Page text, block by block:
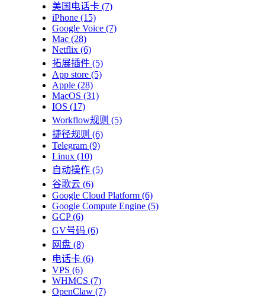
美国电话卡 (7)
iPhone (15)
Google Voice (7)
Mac (28)
Netflix (6)
拓展插件 (5)
App store (5)
Apple (28)
MacOS (31)
IOS (17)
Workflow规则 (5)
捷径规则 (6)
Telegram (9)
Linux (10)
自动操作 (5)
谷歌云 (6)
Google Cloud Platform (6)
Google Compute Engine (5)
GCP(6)
GV号码 (6)
网盘 (8)
电话卡 (6)
VPS (6)
WHMCS (7)
OpenClaw (7)